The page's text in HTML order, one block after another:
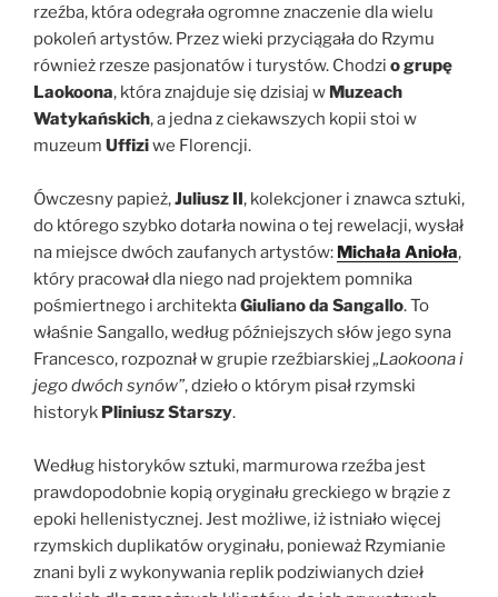
rzeźba, która odegrała ogromne znaczenie dla wielu
pokoleń artystów. Przez wieki przyciągała do Rzymu
również rzesze pasjonatów i turystów. Chodzi o grupę
Laokoona, która znajduje się dzisiaj w Muzeach
Watykańskich, a jedna z ciekawszych kopii stoi w
muzeum Uffiziwe Florencji.
Ówczesny papież,Juliusz II, kolekcjoner i znawca sztuki,
do którego szybko dotarła nowina o tej rewelacji, wysłał
na miejsce dwóch zaufanych artystów: Michała Anioła,
który pracował dla niego nad projektem pomnika
pośmiertnego i architektaGiuliano da Sangallo. To
właśnie Sangallo, według późniejszych słów jego syna
Francesco, rozpoznał w grupie rzeźbiarskiej„Laokoona i
jego dwóch synów”, dzieło o którym pisał rzymski
historyk Pliniusz Starszy.
Według historyków sztuki, marmurowa rzeźba jest
prawdopodobnie kopią oryginału greckiego w brązie z
epoki hellenistycznej. Jest możliwe, iż istniało więcej
rzymskich duplikatów oryginału, ponieważ Rzymianie
znani byli z wykonywania replik podziwianych dzieł